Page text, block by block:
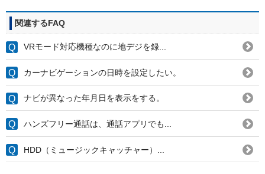
関連するFAQ
VRモード対応機種なのに地デジを録...
カーナビゲーションの日時を設定したい。
ナビが異なった年月日を表示をする。
ハンズフリー通話は、通話アプリでも...
HDD（ミュージックキャッチャー）...